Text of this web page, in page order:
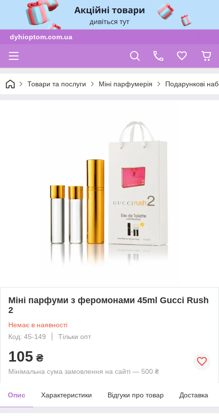
dyhioptom.com.ua
Товари та послуги Міні парфумерія Подарункові
Міні парфуми з феромонами 45ml Gucci Rush
2
Немає в наявності
Код: 45-149
Тільки опт
105 ₴
Мінімальна сума замовлення на сайті — 500 ₴
Опис Характеристики Відгуки про товар Доставка